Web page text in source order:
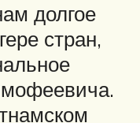
долгое
стран,